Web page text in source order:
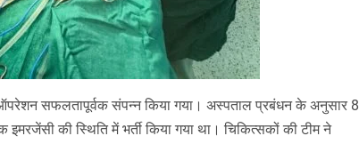
सफलतापूर्वक संपन्न किया गया। अस्पताल प्रबंधन के अनुसार 8
की स्थिति में भर्ती किया गया था। चिकित्सकों की टीम ने